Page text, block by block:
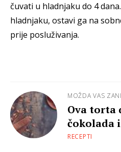
čuvati u hladnjaku do 4
hladnjaku, ostavi ga na
prije posluživanja.
MOŽDA VAS
Ova torta
čokolada
RECEPTI